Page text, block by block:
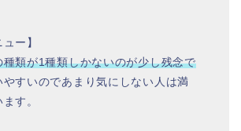
ー】
種類が1種類しかないのが少し残念で
やすいのであまり気にしない人は満
す。